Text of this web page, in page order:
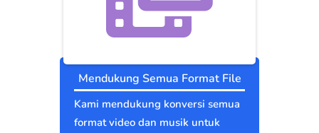
Mendukung Semua Format File
Kami mendukung konversi semua
format video dan musik untuk